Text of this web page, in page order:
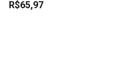
R$65,97